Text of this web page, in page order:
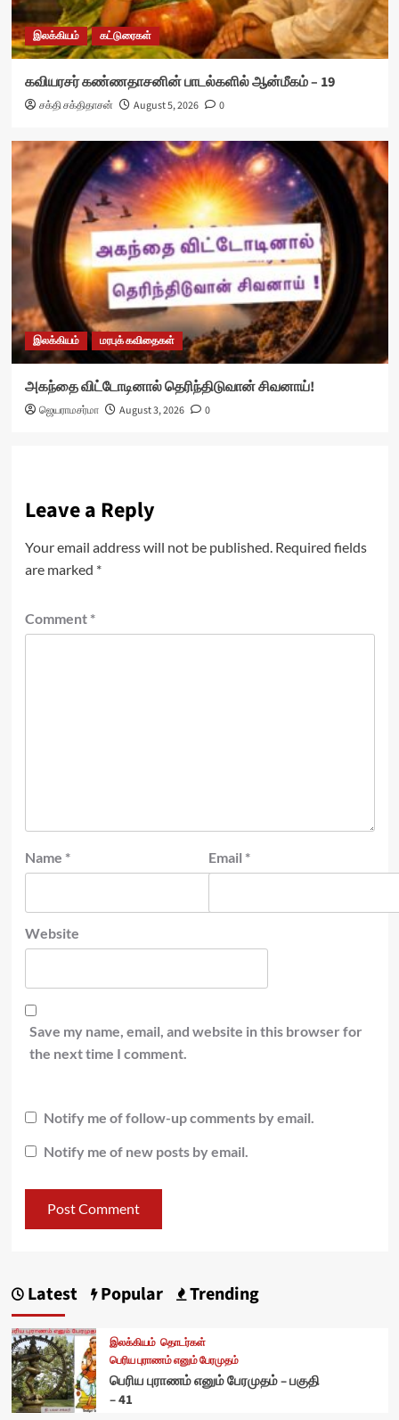
இலக்கியம் கட்டுரைகள்
கவியரசர் கண்ணதாசனின் பாடல்களில் ஆன்மீகம் – 19
சக்தி சக்திதாசன் August 5, 2026 0
இலக்கியம் மரபுக் கவிதைகள்
அகந்தை விட்டோடினால் தெரிந்திடுவான் சிவனாய்!
ஜெயராமசர்மா August 3, 2026 0
Leave a Reply
Your email address will not be published. Required fields
are marked *
Comment *
Name * Email *
Website
Save my name, email, and website in this browser for
the next time I comment.
Notify me of follow-up comments by email.
Notify me of new posts by email.
Latest Popular Trending
இலக்கியம் தொடர்கள்
பெரிய புராணம் எனும் பேரமுதம்
பெரிய புராணம் எனும் பேரமுதம் – பகுதி
– 41